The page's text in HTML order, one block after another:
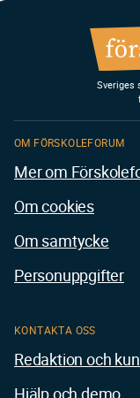
Sveriges
KONTAKTA OSS
Redaktion och
Hjälp och demo
OM FÖRSKOLEFORUM
Mer om
Om cookies
Om samtycke
Personuppgifter